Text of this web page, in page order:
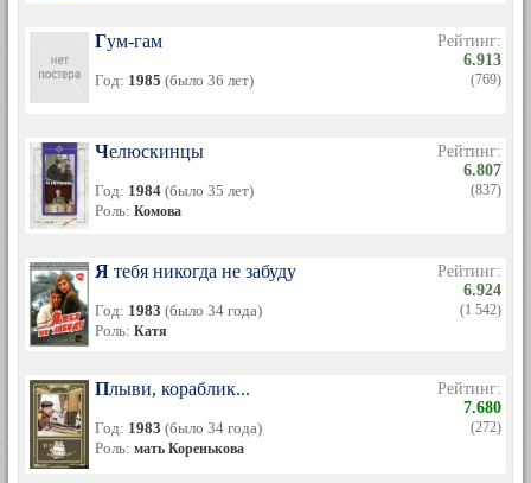
Гум-гам
Год: 1985 (было 36 лет)
Рейтинг:
6.913
(769)
Челюскинцы
Год: 1984 (было 35 лет)
Роль: Комова
Рейтинг:
6.807
(837)
Я тебя никогда не забуду
Год: 1983 (было 34 года)
Роль: Катя
Рейтинг:
6.924
(1 542)
Плыви, кораблик...
Год: 1983 (было 34 года)
Роль: мать Коренькова
Рейтинг:
7.680
(272)